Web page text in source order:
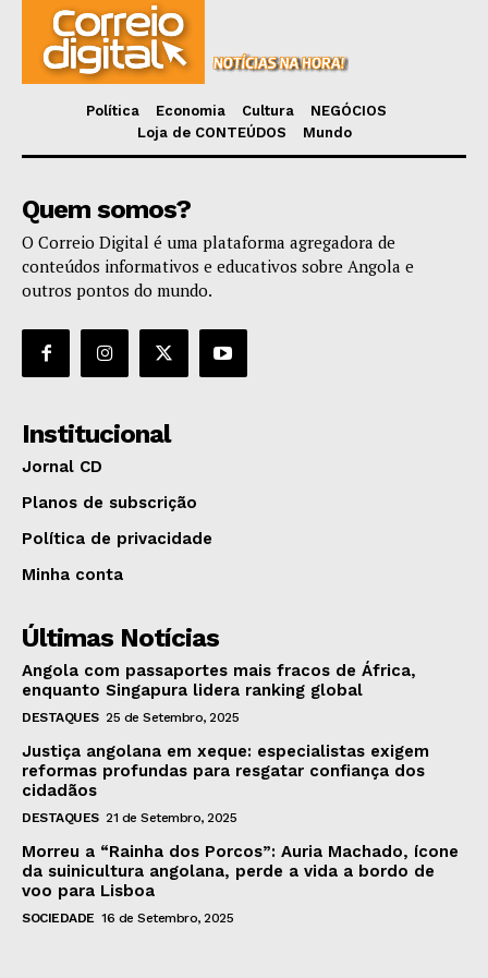
Política Economia Cultura
NEGÓCIOS
Loja de CONTEÚDOS
Mundo
Quem somos?
O Correio Digital é uma plataforma agregadora de
conteúdos informativos e educativos sobre Angola e
outros pontos do mundo.
Institucional
Jornal CD
Planos de subscrição
Política de privacidade
Minha conta
Últimas Notícias
Angola com passaportes mais fracos de África,
enquanto Singapura lidera ranking global
DESTAQUES 25 de Setembro, 2025
Justiça angolana em xeque: especialistas exigem
reformas profundas para resgatar confiança dos
cidadãos
DESTAQUES 21 de Setembro, 2025
Morreu a “Rainha dos Porcos”: Auria Machado, ícone
da suinicultura angolana, perde a vida a bordo de
voo para Lisboa
SOCIEDADE 16 de Setembro, 2025